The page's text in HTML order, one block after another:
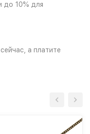
до 10% для
а платите